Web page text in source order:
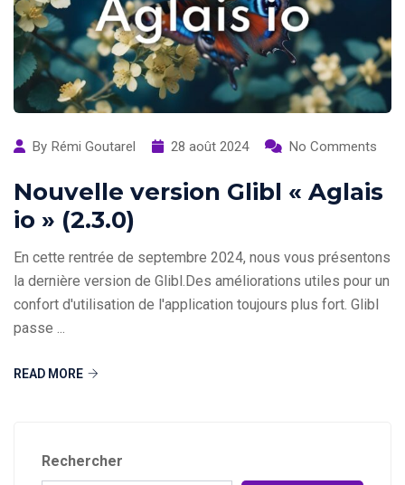
By Rémi Goutarel 28 août 2024 No Comments
Nouvelle version Glibl « Aglais
io » (2.3.0)
En cette rentrée de septembre 2024, nous vous présentons
la dernière version de Glibl.Des améliorations utiles pour un
confort d'utilisation de l'application toujours plus fort. Glibl
passe ...
READ MORE
Rechercher